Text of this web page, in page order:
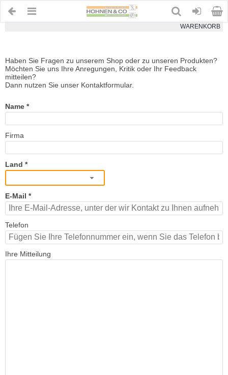
WARENKORB
Haben Sie Fragen zu unserem Shop oder zu unseren Produkten?
Möchten Sie uns Ihre Anregungen, Kritik oder Ihr Feedback
mitteilen?
Dann nutzen Sie unser Kontaktformular.
Name
Firma
Land
E-Mail
Telefon
Ihre Mitteilung